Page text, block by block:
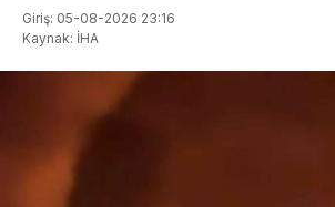
Giriş: 05-08-2026 23:16
Kaynak: İHA